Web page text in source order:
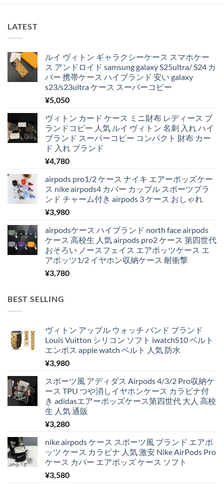
LATEST
ルイ ヴィトン ギャラクシーケース スマホケー
ス アンドロイド samsung galaxy S25ultra/ S24 カ
バー 携帯ケース ハイブランド 安い galaxy
s23/s23ultra ケース スーパーコピー
¥5,050
ヴィトン カード ケース ミニ財布 レディース ブ
ランドコピー 人気 ルイ ヴィトン 名刺 入れ ハイ
ブランド スーパーコピー コンパクト 財布 カー
ド 入れ ブランド
¥4,780
airpods pro1/2 ケース ナイキ エアーポッズケー
ス nike airpods4 カバー カップル スポーツブラ
ンド チャーム付き airpods 3 ケース おしゃれ
¥3,980
airpodsケース ハイブランド north face airpods
ケース 高校生 人気 airpods pro2 ケース 第四世代
おそろい ノースフェイス エアポッツケース エ
アポッツ1/2 イヤホン収納ケース 耐衝撃
¥3,780
BEST SELLING
ヴィトン アップル ウォッチ バンド ブランド
Louis Vuitton シリコン ソフト iwatchS10 ベルト
エンボス apple watch ベルト 人気 防水
¥3,980
スポーツ風 アディダス Airpods 4/3/2 Pro収納ケ
ース TPU つや消しイヤホンケース カラビナ付
き adidasエアーポッズケース第四世代 大人 高校
生 人気 通販
¥3,280
nike airpods ケース スポーツ風 ブランド エアポ
ッツ ケース カラビナ 人気 激安 Nike AirPods Pro
ケース カバー エアポッズ ケース ソフト
¥3,580